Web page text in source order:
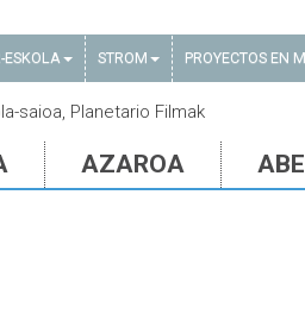
ESKOLA STROM PROYECTOS EN
saioa, Planetario Filmak
AZAROA